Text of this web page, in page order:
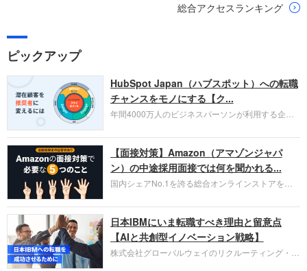
総合アクセスランキング
ピックアップ
HubSpot Japan（ハブスポット）への転職
チャンスをモノにする【ク...
年間4000万人のビジネスパーソンが利用する企業
お勧めするイチオシ企業をご紹介します。今回はク
ラウド型CRMプラットフォームを提供する
HubSpot Japan（ハブスポット・ジャパン）株式会
社です。採用面接対策の企業研究にご活用くださ
い。
【面接対策】Amazon（アマゾンジャパ
ン）の中途採用面接では何を聞かれる...
国内シェアNo.1を誇る総合オンラインストアを運
圧倒的な存在感を持つAmazon。中途採用面接では
過去の具体的な業務成果やリーダーシップの発揮、
失敗からの学びが重視され、人間性やカルチャーフ
ィットも評価対象となり、長期的に成長できる仲間
であるかを多角的に審査されます。
日本IBMにいま転職すべき理由と留意点
【AIと共創型イノベーション戦略】
株式会社グローバルウェイのリクルーティング・パ